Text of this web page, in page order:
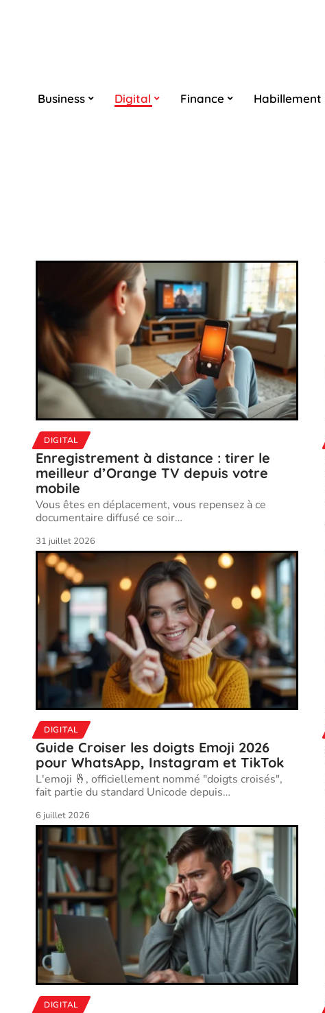
Business Digital Finance Habillement
DIGITAL
Enregistrement à distance : tirer le
meilleur d’Orange TV depuis votre
mobile
Vous êtes en déplacement, vous repensez à ce
documentaire diffusé ce soir…
31 juillet 2026
DIGITAL
Guide Croiser les doigts Emoji 2026
pour WhatsApp, Instagram et TikTok
L'emoji 🤞, officiellement nommé "doigts croisés",
fait partie du standard Unicode depuis…
6 juillet 2026
DIGITAL